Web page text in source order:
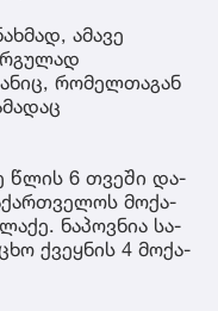
ამავე
რომელთაგან
წლის 6 თვე­ში და­
მო­ქა­
ნა­პოვ­ნია სა­
ქვეყ­ნის 4 მო­ქა­